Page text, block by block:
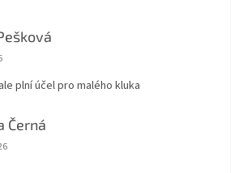
obchodu je 5 z 5 hvězdiček.
plní účel pro malého kluka
Černá
obchodu je 5 z 5 hvězdiček.